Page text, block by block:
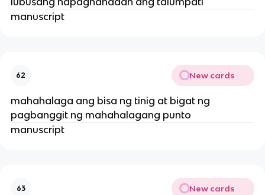
manuscript
62 New cards
mahahalaga ang bisa ng tinig at bigat ng
pagbanggit ng mahahalagang punto
manuscript
63 New cards